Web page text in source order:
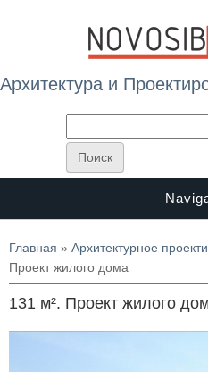
Архитектура и
Вы здесь
Главная » Архитектурное
Проект жилого дома
131 м². Проект жилого